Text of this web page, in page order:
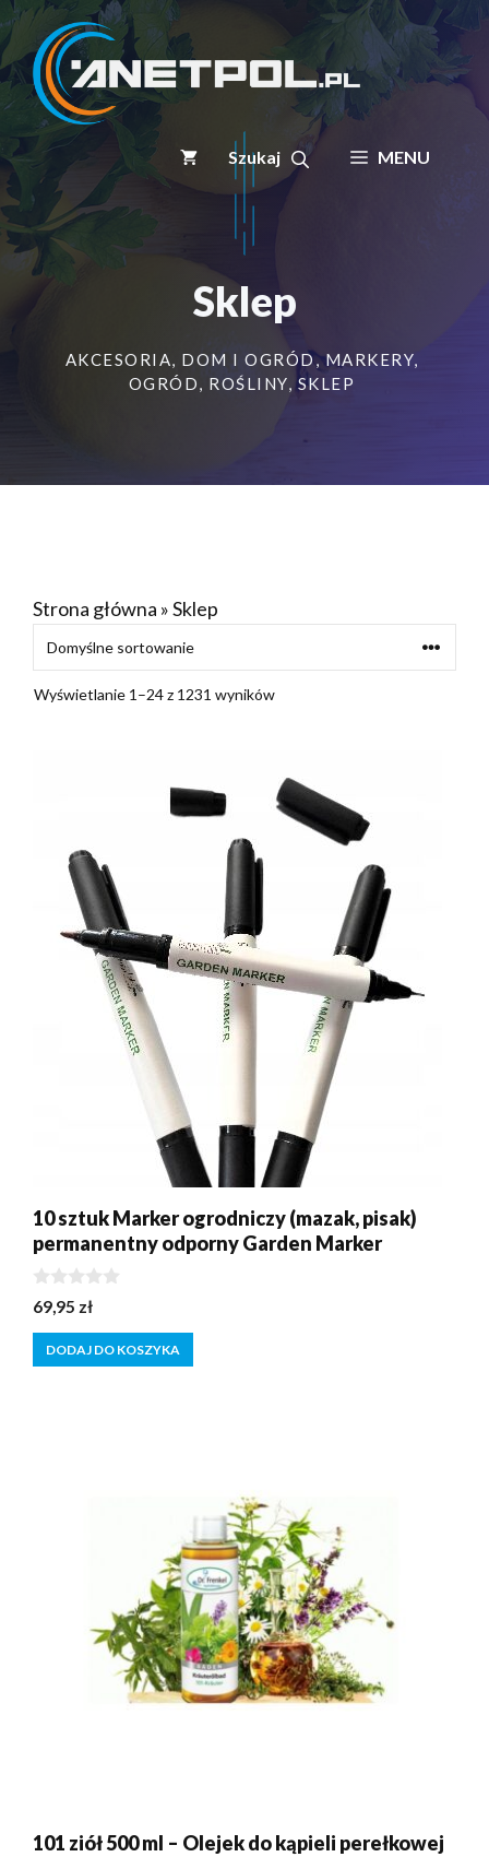
Przejdź
do
treści
MENU
Sklep
AKCESORIA, DOM I OGRÓD,MARKERY,
OGRÓD, ROŚLINY, SKLEP
Strona główna »Sklep
Wyświetlanie 1–24 z 1231 wyników
10 sztuk Marker ogrodniczy (mazak, pisak)
permanentny odporny Garden Marker
0
z
5
69,95 zł
DODAJ DO KOSZYKA
101 ziół 500 ml – Olejek do kąpieli perełkowej